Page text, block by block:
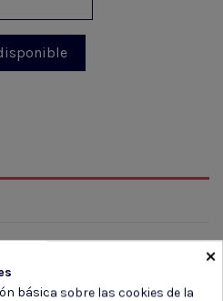
×
básica sobre las cookies de la